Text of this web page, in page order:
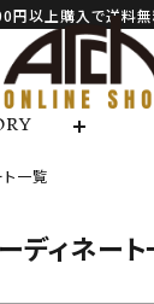
以上購入で送料無
ト一覧
ディネー